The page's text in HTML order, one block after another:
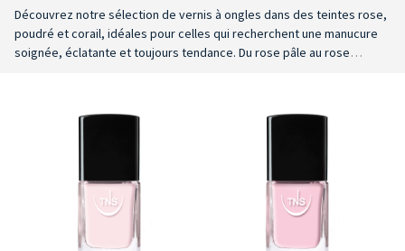
Découvrez notre sélection de vernis à ongles dans des teintes rose,
poudré et corail, idéales pour celles qui recherchent une manucure
soignée, éclatante et toujours tendance. Du rose pâle au rose
elles sont idéales aussi bien pour la manucure que pour la pédicure,
avec des résultats lumineux et professionnels. Les teintes les plus
délicates, comme le rose poudré et le blush, sont parfaites pour les
looks naturels. Les nuances plus intenses, comme le cerise, l’amande
noire ou la framboise, sont idéales pour des ongles estivaux et